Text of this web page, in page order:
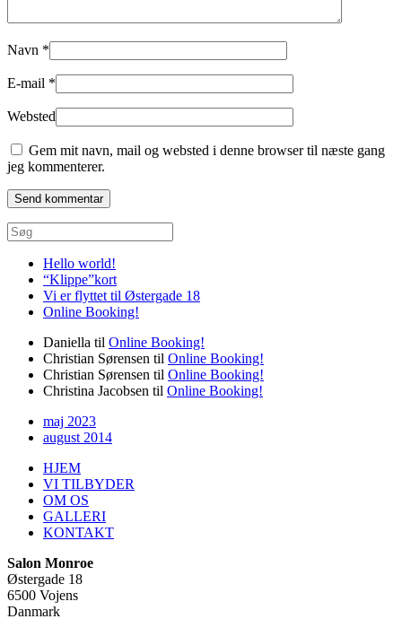
Navn *
E-mail *
Websted
Gem mit navn, mail og websted i denne browser til næste gang
jeg kommenterer.
Send kommentar
Hello world!
“Klippe”kort
Vi er flyttet til Østergade 18
Online Booking!
Daniella til Online Booking!
Christian Sørensen til Online Booking!
Christian Sørensen til Online Booking!
Christina Jacobsen til Online Booking!
maj 2023
august 2014
HJEM
VI TILBYDER
OM OS
GALLERI
KONTAKT
Salon Monroe
Østergade 18
6500 Vojens
Danmark